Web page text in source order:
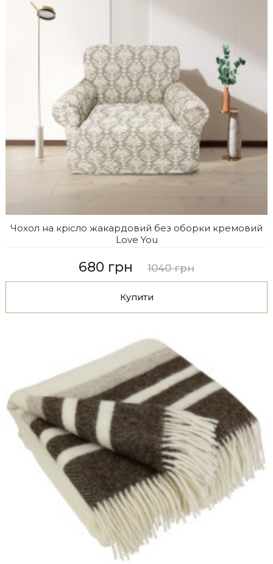
Чохол на крісло жакардовий без оборки кремовий
Love You
680 грн 1040 грн
Купити